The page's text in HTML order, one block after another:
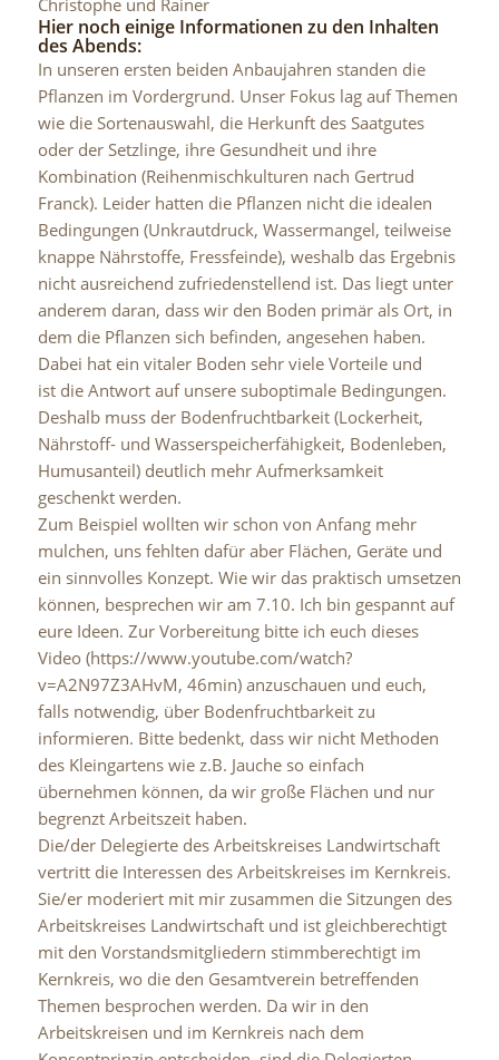
Christophe und Rainer
Hier noch einige Informationen zu den Inhalten
des Abends:
In unseren ersten beiden Anbaujahren standen die
Pflanzen im Vordergrund. Unser Fokus lag auf Themen
wie die Sortenauswahl, die Herkunft des Saatgutes
oder der Setzlinge, ihre Gesundheit und ihre
Kombination (Reihenmischkulturen nach Gertrud
Franck). Leider hatten die Pflanzen nicht die idealen
Bedingungen (Unkrautdruck, Wassermangel, teilweise
knappe Nährstoffe, Fressfeinde), weshalb das Ergebnis
nicht ausreichend zufriedenstellend ist. Das liegt unter
anderem daran, dass wir den Boden primär als Ort, in
dem die Pflanzen sich befinden, angesehen haben.
Dabei hat ein vitaler Boden sehr viele Vorteile und
ist die Antwort auf unsere suboptimale Bedingungen.
Deshalb muss der Bodenfruchtbarkeit (Lockerheit,
Nährstoff- und Wasserspeicherfähigkeit, Bodenleben,
Humusanteil) deutlich mehr Aufmerksamkeit
geschenkt werden.
Zum Beispiel wollten wir schon von Anfang mehr
mulchen, uns fehlten dafür aber Flächen, Geräte und
ein sinnvolles Konzept. Wie wir das praktisch umsetzen
können, besprechen wir am 7.10. Ich bin gespannt auf
eure Ideen. Zur Vorbereitung bitte ich euch dieses
Video (https://www.youtube.com/watch?
v=A2N97Z3AHvM, 46min) anzuschauen und euch,
falls notwendig, über Bodenfruchtbarkeit zu
informieren. Bitte bedenkt, dass wir nicht Methoden
des Kleingartens wie z.B. Jauche so einfach
übernehmen können, da wir große Flächen und nur
begrenzt Arbeitszeit haben.
Die/der Delegierte des Arbeitskreises Landwirtschaft
vertritt die Interessen des Arbeitskreises im Kernkreis.
Sie/er moderiert mit mir zusammen die Sitzungen des
Arbeitskreises Landwirtschaft und ist gleichberechtigt
mit den Vorstandsmitgliedern stimmberechtigt im
Kernkreis, wo die den Gesamtverein betreffenden
Themen besprochen werden. Da wir in den
Arbeitskreisen und im Kernkreis nach dem